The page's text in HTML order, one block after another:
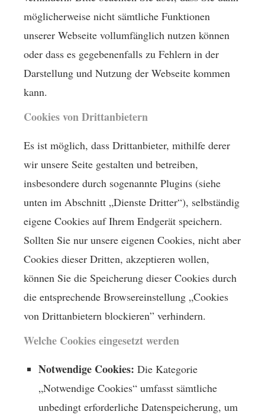
möglicherweise nicht sämtliche Funktionen
unserer Webseite vollumfänglich nutzen können
oder dass es gegebenenfalls zu Fehlern in der
Darstellung und Nutzung der Webseite kommen
kann.
Cookies von Drittanbietern
Es ist möglich, dass Drittanbieter, mithilfe derer
wir unsere Seite gestalten und betreiben,
insbesondere durch sogenannte Plugins (siehe
unten im Abschnitt „Dienste Dritter“), selbständig
eigene Cookies auf Ihrem Endgerät speichern.
Sollten Sie nur unsere eigenen Cookies, nicht aber
Cookies dieser Dritten, akzeptieren wollen,
können Sie die Speicherung dieser Cookies durch
die entsprechende Browsereinstellung „Cookies
von Drittanbietern blockieren” verhindern.
Welche Cookies eingesetzt werden
Notwendige Cookies: Die Kategorie
„Notwendige Cookies“ umfasst sämtliche
unbedingt erforderliche Datenspeicherung, um